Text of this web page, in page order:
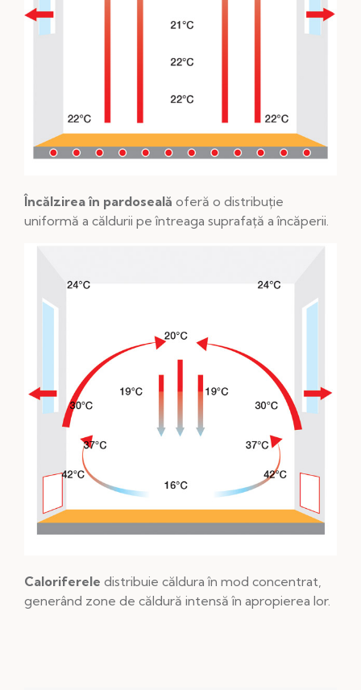
Încălzirea în pardoseală oferă o distribuție
uniformă a căldurii pe întreaga suprafață a încăperii.
Caloriferele distribuie căldura în mod concentrat,
generând zone de căldură intensă în apropierea lor.